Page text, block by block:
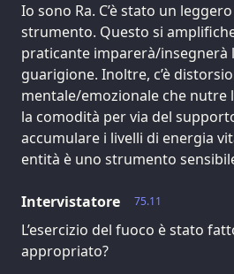
Io sono Ra. C’è stato un
strumento. Questo si
praticante imparerà/insegnerà
guarigione. Inoltre, c’è
mentale/emozionale che nutre
la comodità per via del
accumulare i livelli di energia
entità è uno strumento
75.11
Intervistatore
L’esercizio del fuoco è stato
appropriato?